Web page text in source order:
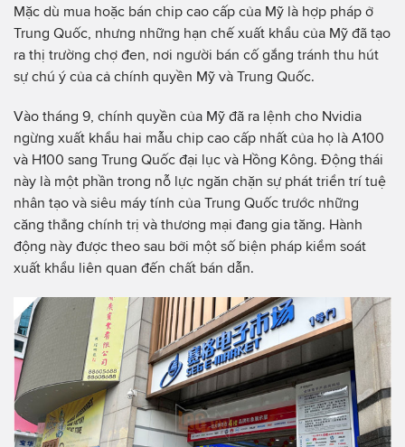
Mặc dù mua hoặc bán chip cao cấp của Mỹ là hợp pháp ở
Trung Quốc, nhưng những hạn chế xuất khẩu của Mỹ đã tạo
ra thị trường chợ đen, nơi người bán cố gắng tránh thu hút
sự chú ý của cả chính quyền Mỹ và Trung Quốc.
Vào tháng 9, chính quyền của Mỹ đã ra lệnh cho Nvidia
ngừng xuất khẩu hai mẫu chip cao cấp nhất của họ là A100
và H100 sang Trung Quốc đại lục và Hồng Kông. Động thái
này là một phần trong nỗ lực ngăn chặn sự phát triển trí tuệ
nhân tạo và siêu máy tính của Trung Quốc trước những
căng thẳng chính trị và thương mại đang gia tăng. Hành
động này được theo sau bởi một số biện pháp kiểm soát
xuất khẩu liên quan đến chất bán dẫn.